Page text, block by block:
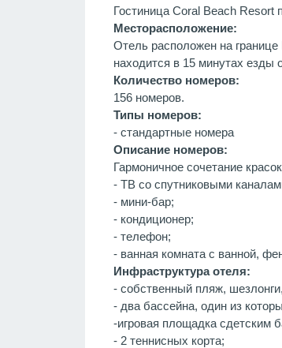
Гостиница Coral Beach
Месторасположение:
Отель расположен на
находится в 15 минутах езды
Количество номеров:
156 номеров.
Типы номеров:
- cтандартные номера
Описание номеров:
Гармоничное сочетание
- ТВ со спутниковыми
- мини-бар;
- кондиционер;
- телефон;
- ванная комната с ванной,
Инфраструктура отеля:
- собственный пляж,
- два бассейна, один из
-игровая площадка сдетским
- 2 теннисных корта;